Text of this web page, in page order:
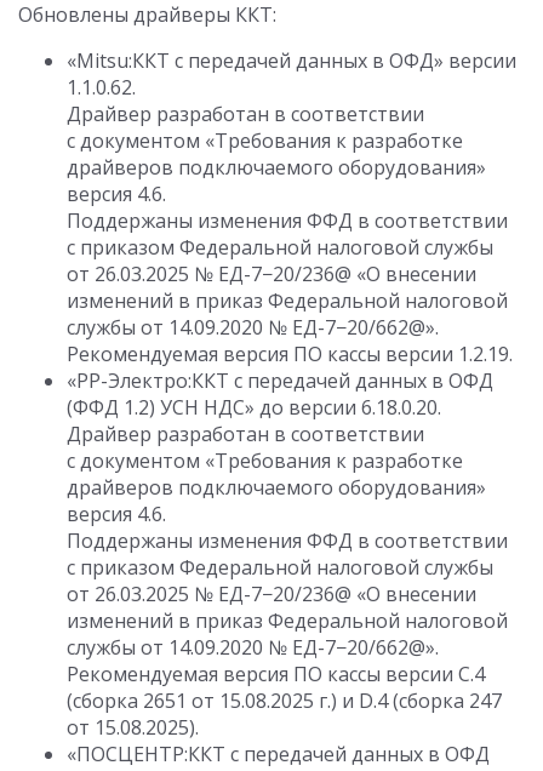
Обновлены драйверы ККТ:
«Mitsu:ККТ с передачей данных в ОФД» версии
1.1.0.62.
Драйвер разработан в соответствии
с документом «Требования к разработке
драйверов подключаемого оборудования»
версия 4.6.
Поддержаны изменения ФФД в соответствии
с приказом Федеральной налоговой службы
от 26.03.2025 № ЕД-7−20/236@ «О внесении
изменений в приказ Федеральной налоговой
службы от 14.09.2020 № ЕД-7−20/662@».
Рекомендуемая версия ПО кассы версии 1.2.19.
«РР-Электро:ККТ с передачей данных в ОФД
(ФФД 1.2) УСН НДС» до версии 6.18.0.20.
Драйвер разработан в соответствии
с документом «Требования к разработке
драйверов подключаемого оборудования»
версия 4.6.
Поддержаны изменения ФФД в соответствии
с приказом Федеральной налоговой службы
от 26.03.2025 № ЕД-7−20/236@ «О внесении
изменений в приказ Федеральной налоговой
службы от 14.09.2020 № ЕД-7−20/662@».
Рекомендуемая версия ПО кассы версии C.4
(сборка 2651 от 15.08.2025 г.) и D.4 (сборка 247
от 15.08.2025).
«ПОСЦЕНТР:ККТ с передачей данных в ОФД